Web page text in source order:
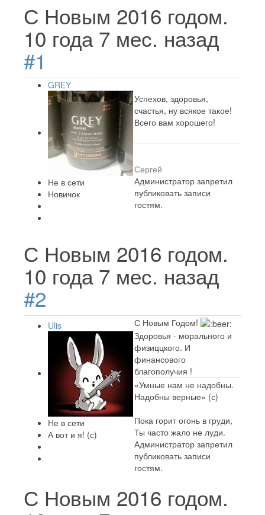
С Новым 2016 годом.
10 года 7 мес. назад
#1
GREY
Не в сети
Новичок
Успехов, здоровья,
счастья, ну всякое такое!
Всего вам хорошего!
Сергей
Администратор запретил
публиковать записи
гостям.
С Новым 2016 годом.
10 года 7 мес. назад
#2
Ulis
Не в сети
А вот и я! (с)
С Новым Годом!
Здоровья - морального и
физиццкого. И
финансового
благополучия !
«Умные нам не надобны.
Надобны верные» (с)
Пока горит огонь в груди,
Ты часто жало не луди.
Администратор запретил
публиковать записи
гостям.
С Новым 2016 годом.